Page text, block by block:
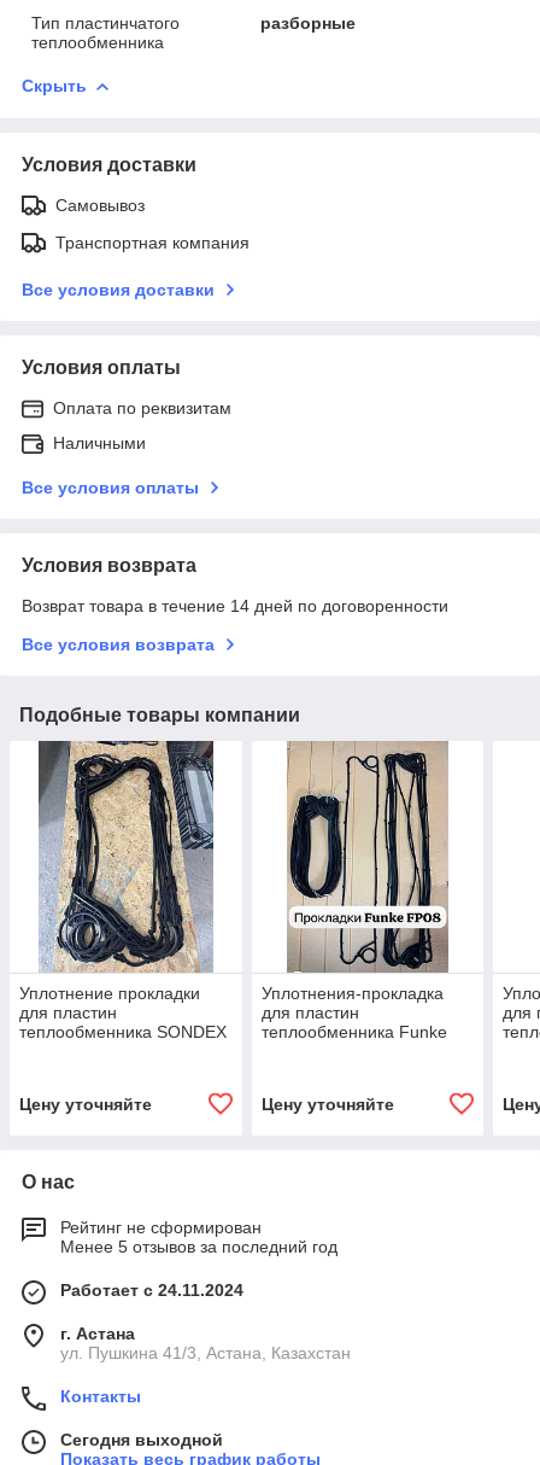
Тип пластинчатого
теплообменника
разборные
Скрыть
Условия доставки
Самовывоз
Транспортная компания
Все условия доставки
Условия оплаты
Оплата по реквизитам
Наличными
Все условия оплаты
Условия возврата
Возврат товара в течение 14 дней по договоренности
Все условия возврата
Подобные товары компании
Уплотнение прокладки
для пластин
теплообменника SONDEX
Цену уточняйте
Уплотнения-прокладка
для пластин
теплообменника Funke
Цену уточняйте
для
О нас
Рейтинг не сформирован
Менее 5 отзывов за последний год
Работает с 24.11.2024
г. Астана
ул. Пушкина 41/3, Астана, Казахстан
Контакты
Сегодня выходной
Показать весь график работы